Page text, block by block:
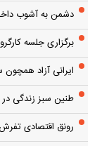
دشمن به آشوب
برگزاری جلسه
ایرانی آزاد همچون
طنین سبز زندگی
رونق اقتصادی